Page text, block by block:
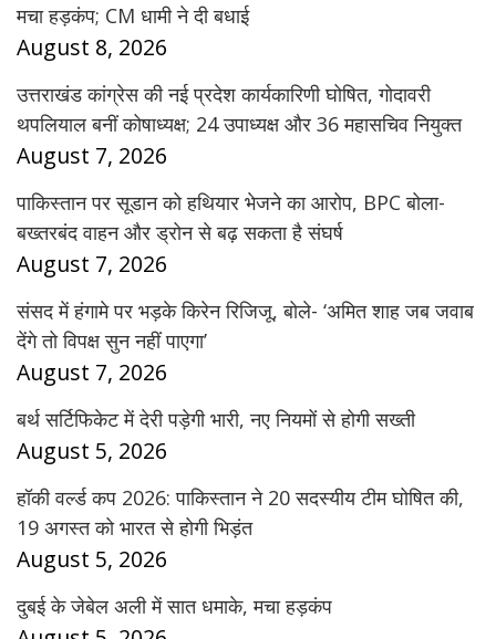
मचा हड़कंप; CM धामी ने दी बधाई
August 8, 2026
उत्तराखंड कांग्रेस की नई प्रदेश कार्यकारिणी घोषित, गोदावरी
थपलियाल बनीं कोषाध्यक्ष; 24 उपाध्यक्ष और 36 महासचिव नियुक्त
August 7, 2026
पाकिस्तान पर सूडान को हथियार भेजने का आरोप, BPC बोला-
बख्तरबंद वाहन और ड्रोन से बढ़ सकता है संघर्ष
August 7, 2026
संसद में हंगामे पर भड़के किरेन रिजिजू, बोले- ‘अमित शाह जब जवाब
देंगे तो विपक्ष सुन नहीं पाएगा’
August 7, 2026
बर्थ सर्टिफिकेट में देरी पड़ेगी भारी, नए नियमों से होगी सख्ती
August 5, 2026
हॉकी वर्ल्ड कप 2026: पाकिस्तान ने 20 सदस्यीय टीम घोषित की,
19 अगस्त को भारत से होगी भिड़ंत
August 5, 2026
दुबई के जेबेल अली में सात धमाके, मचा हड़कंप